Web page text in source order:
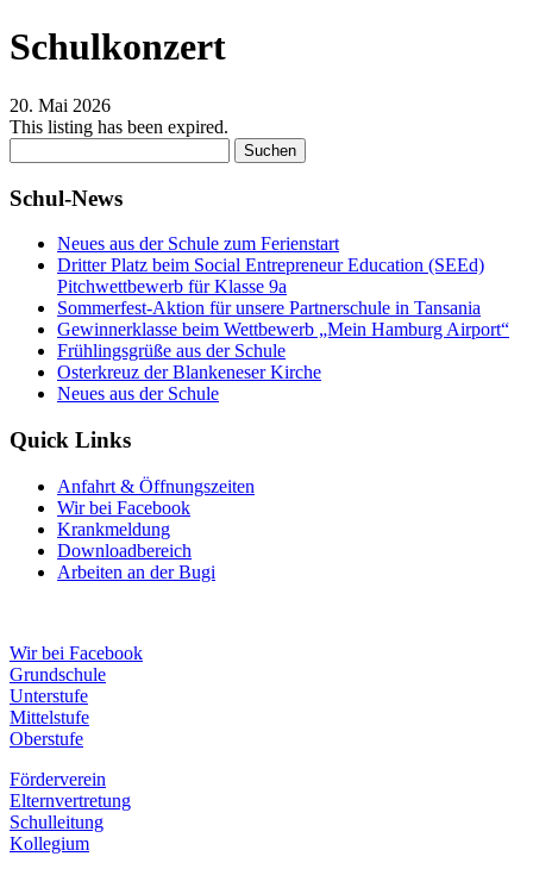
Schulkonzert
20. Mai 2026
This listing has been expired.
nach:
Schul-News
Neues aus der Schule zum Ferienstart
Dritter Platz beim Social Entrepreneur Education (SEEd)
Pitchwettbewerb für Klasse 9a
Sommerfest-Aktion für unsere Partnerschule in Tansania
Gewinnerklasse beim Wettbewerb „Mein Hamburg Airport“
Frühlingsgrüße aus der Schule
Osterkreuz der Blankeneser Kirche
Neues aus der Schule
Quick Links
Anfahrt & Öffnungszeiten
Wir bei Facebook
Krankmeldung
Downloadbereich
Arbeiten an der Bugi
Wir bei Facebook
Grundschule
Unterstufe
Mittelstufe
Oberstufe
Förderverein
Elternvertretung
Schulleitung
Kollegium